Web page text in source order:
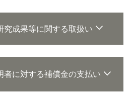
究成果等に関する取扱い
者に対する補償金の支払い